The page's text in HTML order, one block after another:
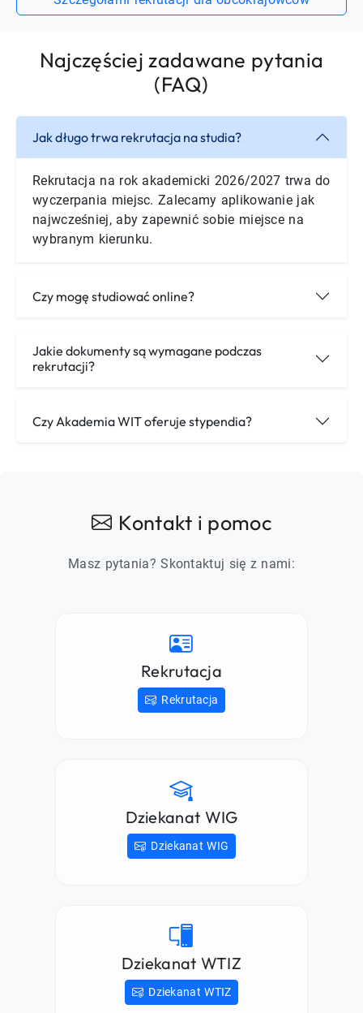
Najczęściej zadawane pytania
(FAQ)
Jak długo trwa rekrutacja na studia?
Rekrutacja na rok akademicki 2026/2027 trwa do
wyczerpania miejsc. Zalecamy aplikowanie jak
najwcześniej, aby zapewnić sobie miejsce na
wybranym kierunku.
Czy mogę studiować online?
Jakie dokumenty są wymagane podczas
rekrutacji?
Czy Akademia WIT oferuje stypendia?
Kontakt i pomoc
Masz pytania? Skontaktuj się z nami:
Rekrutacja
Rekrutacja
Dziekanat WIG
Dziekanat WIG
Dziekanat WTIZ
Dziekanat WTIZ